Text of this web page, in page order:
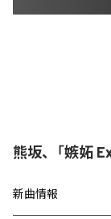
熊坂、「嫉妬
新曲情報